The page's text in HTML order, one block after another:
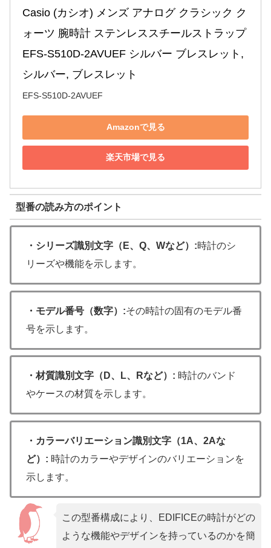
Casio (カシオ) メンズ アナログ クラシック ク
ォーツ 腕時計 ステンレススチールストラップ
EFS-S510D-2AVUEF シルバー ブレスレット,
シルバー, ブレスレット
EFS-S510D-2AVUEF
Amazonで見る
楽天市場で見る
型番の読み方のポイント
・シリーズ識別文字（E、Q、Wなど）:時計のシ
リーズや機能を示します。
・モデル番号（数字）:その時計の固有のモデル番
号を示します。
・材質識別文字（D、L、Rなど）: 時計のバンド
やケースの材質を示します。
・カラーバリエーション識別文字（1A、2Aな
ど）: 時計のカラーやデザインのバリエーションを
示します。
この型番構成により、EDIFICEの時計がどの
ような機能やデザインを持っているのかを簡